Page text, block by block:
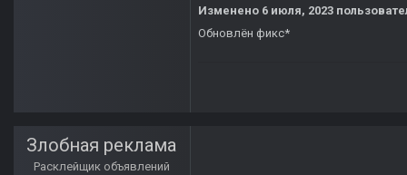
Изменено 6 июля, 2023
Обновлён фикс*
Злобная реклама
Расклейщик объявлений